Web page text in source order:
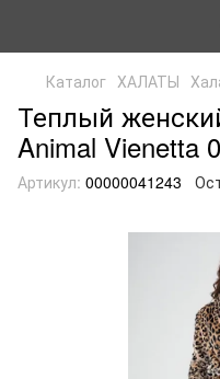
Каталог ХАЛАТЫ
Теплый
Animal Vienetta
Артикул: 00000041243